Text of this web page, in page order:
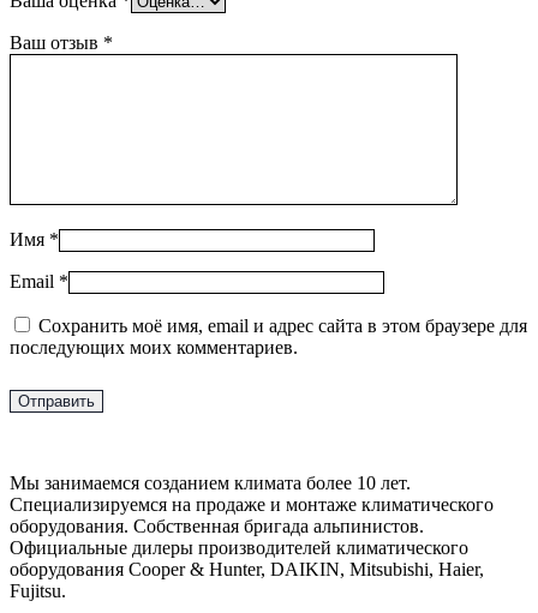
Ваш отзыв *
Имя *
Email *
Сохранить моё имя, email и адрес сайта в этом браузере для
последующих моих комментариев.
Мы занимаемся созданием климата более 10 лет.
Специализируемся на продаже и монтаже климатического
оборудования. Собственная бригада альпинистов.
Официальные дилеры производителей климатического
оборудования Cooper & Hunter, DAIKIN, Mitsubishi, Haier,
Fujitsu.